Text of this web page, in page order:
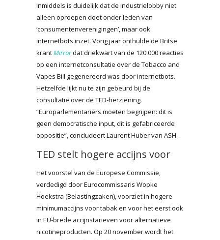
Inmiddels is duidelijk dat de industrielobby niet
alleen oproepen doet onder leden van
‘consumentenverenigingen’, maar ook
internetbots inzet. Vorig jaar onthulde de Britse
krantMirrordat driekwart van de 120.000 reacties
op een internetconsultatie over de Tobacco and
Vapes Bill gegenereerd was door internetbots.
Hetzelfde lijkt nu te zijn gebeurd bij de
consultatie over de TED-herziening.
“Europarlementariërs moeten begrijpen: dit is
geen democratische input, dit is gefabriceerde
oppositie”, concludeert Laurent Huber van ASH.
TED stelt hogere accijns voor
Het voorstel van de Europese Commissie,
verdedigd door Eurocommissaris Wopke
Hoekstra (Belastingzaken), voorziet in hogere
minimumaccijns voor tabak en voor het eerst ook
in EU-brede accijnstarieven voor alternatieve
nicotineproducten. Op 20 november wordt het